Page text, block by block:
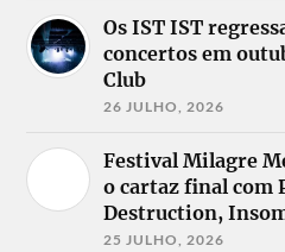
Os IST IST
concertos em
Club
26 JULHO, 2026
Festival Milagre
o cartaz final com
Destruction,
25 JULHO, 2026